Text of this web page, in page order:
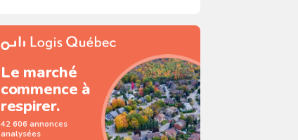
Le marché
commence à
respirer.
42 606 annonces
analysées